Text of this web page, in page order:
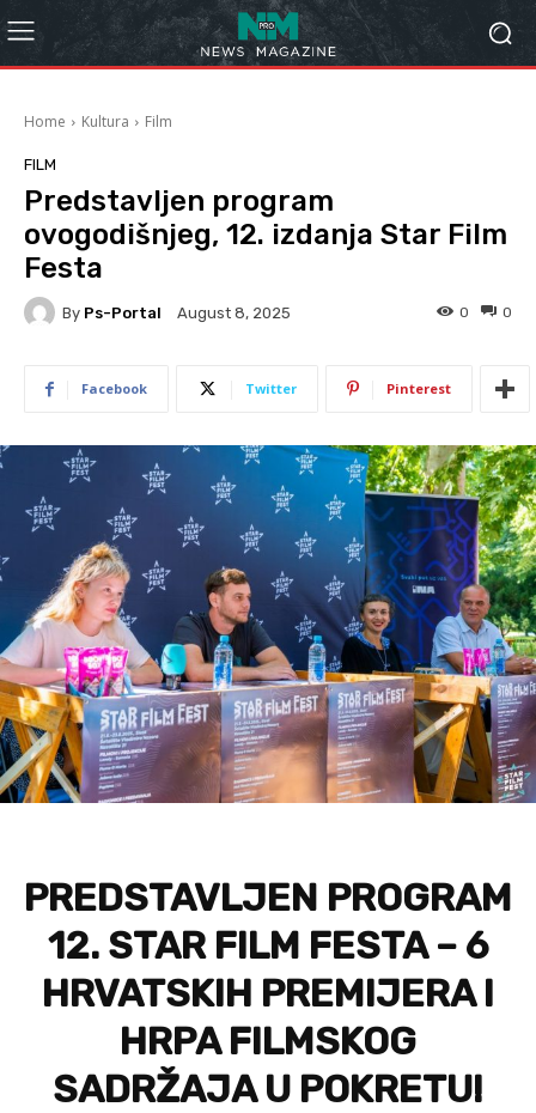
Home Kultura Film
FILM
Predstavljen program
ovogodišnjeg, 12. izdanja Star Film
Festa
By Ps-Portal August 8, 2025 0
0
Facebook Twitter Pinterest
PREDSTAVLJEN PROGRAM
12. STAR FILM FESTA – 6
HRVATSKIH PREMIJERA I
HRPA FILMSKOG
SADRŽAJA U POKRETU!